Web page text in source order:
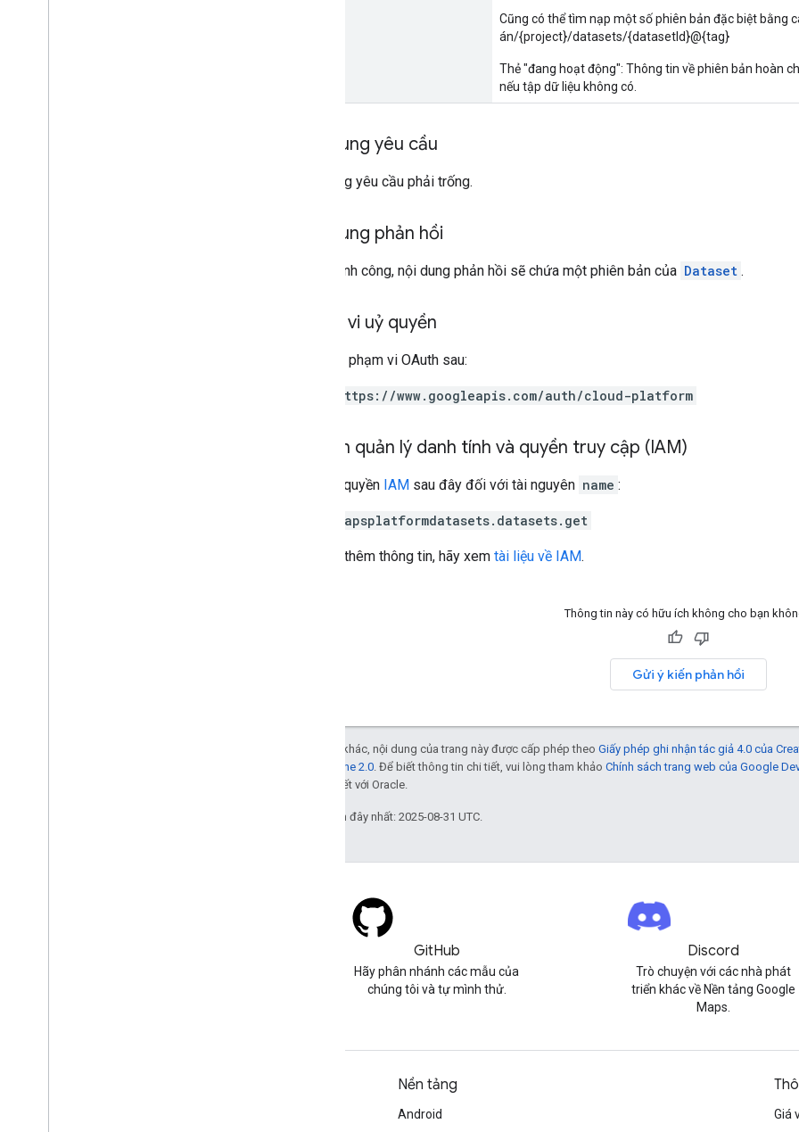
Cũng có thể tìm nạp một số phiên bản đặc biệt bằng
án/{project}/datasets/{datasetId}@{tag}
Thẻ "đang hoạt động": Thông tin về phiên bản hoàn
nếu tập dữ liệu không có.
Nội dung yêu cầu
Nội dung yêu cầu phải trống.
Nội dung phản hồi
Nếu thành công, nội dung phản hồi sẽ chứa một phiên bản của Dataset .
Phạm vi uỷ quyền
Yêu cầu phạm vi OAuth sau:
https://www.googleapis.com/auth/cloud-platform
Quyền quản lý danh tính và quyền truy cập (IAM)
Cần có quyền IAM sau đây đối với tài nguyên name :
mapsplatformdatasets.datasets.get
Để biết thêm thông tin, hãy xem tài liệu về IAM.
Thông tin này có hữu ích không cho bạn
Gửi ý kiến phản hồi
Trừ phi có lưu ý khác, nội dung của trang này được cấp phép theo Giấy phép ghi nhận tác giả 4.0 của
Giấy phép Apache 2.0 . Để biết thông tin chi tiết, vui lòng tham khảo Chính sách trang web của Google
các đơn vị liên kết với Oracle.
Cập nhật lần gần đây nhất: 2025-08-31 UTC.
GitHub
Hãy phân nhánh các mẫu của
chúng tôi và tự mình thử.
Discord
Trò chuyện với các nhà phát
triển khác về Nền tảng Google
Maps.
Nền tảng
Android Giá